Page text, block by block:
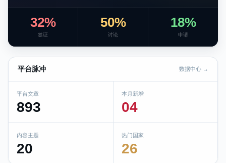
32%
签证
50%
讨论
18%
申请
平台脉冲 数据中心 →
平台文章
893
本月新增
04
内容主题
20
热门国家
26